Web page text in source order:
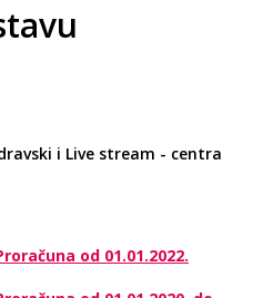
i Live stream - centra
od 01.01.2022.